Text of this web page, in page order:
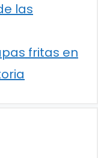
las
fritas en